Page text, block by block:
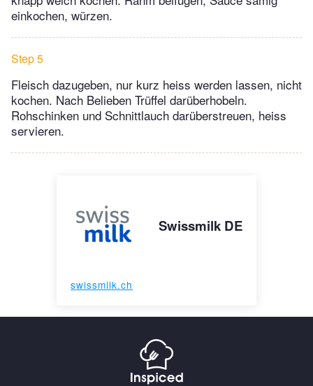
einkochen, würzen.
Step 5
Fleisch dazugeben, nur kurz heiss werden lassen, nicht
kochen. Nach Belieben Trüffel darüberhobeln.
Rohschinken und Schnittlauch darüberstreuen, heiss
servieren.
Swissmilk DE
swissmilk.ch